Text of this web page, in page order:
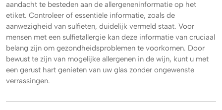
aandacht te besteden aan de allergeneninformatie op het
etiket. Controleer of essentiële informatie, zoals de
aanwezigheid van sulfieten, duidelijk vermeld staat. Voor
mensen met een sulfietallergie kan deze informatie van cruciaal
belang zijn om gezondheidsproblemen te voorkomen. Door
bewust te zijn van mogelijke allergenen in de wijn, kunt u met
een gerust hart genieten van uw glas zonder ongewenste
verrassingen.